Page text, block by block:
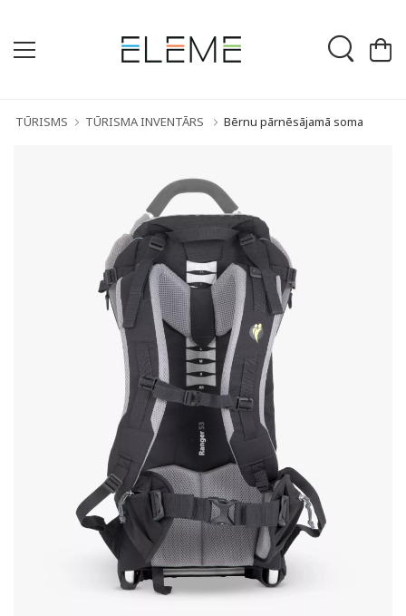
TŪRISMS TŪRISMA INVENTĀRS Bērnu pārnēsājamā soma